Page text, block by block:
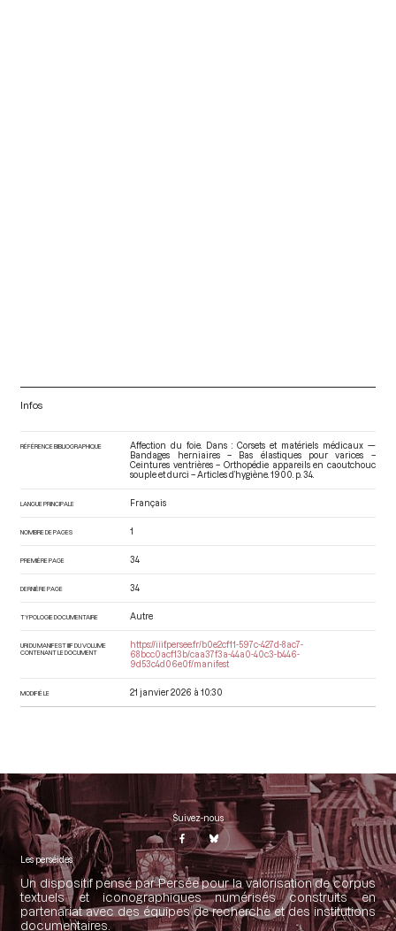
Infos
RÉFÉRENCE BIBLIOGRAPHIQUE
Affection du foie. Dans : Corsets et matériels médicaux —
Bandages herniaires – Bas élastiques pour varices –
Ceintures ventrières – Orthopédie appareils en caoutchouc
souple et durci – Articles d’hygiène . 1900. p. 34.
LANGUE PRINCIPALE Français
NOMBRE DE PAGES 1
PREMIÈRE PAGE 34
DERNIÈRE PAGE 34
TYPOLOGIE DOCUMENTAIRE Autre
URI DU MANIFEST IIIF DU VOLUME
CONTENANT LE DOCUMENT
https://iiif.persee.fr/b0e2cf11-597c-427d-8ac7-
68bcc0acf13b/caa37f3a-44a0-40c3-b446-
9d53c4d06e0f/manifest
MODIFIÉ LE 21 janvier 2026 à 10:30
Suivez-nous
Les perséides
Un dispositif pensé par Persée pour la valorisation de corpus
textuels et iconographiques numérisés construits en
partenariat avec des équipes de recherche et des institutions
documentaires.